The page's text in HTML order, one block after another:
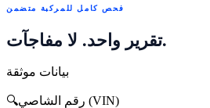
فحص كامل للمركبة متضمن
تقرير واحد. لا مفاجآت.
بيانات موثقة
🔍
رقم الشاصي (VIN)